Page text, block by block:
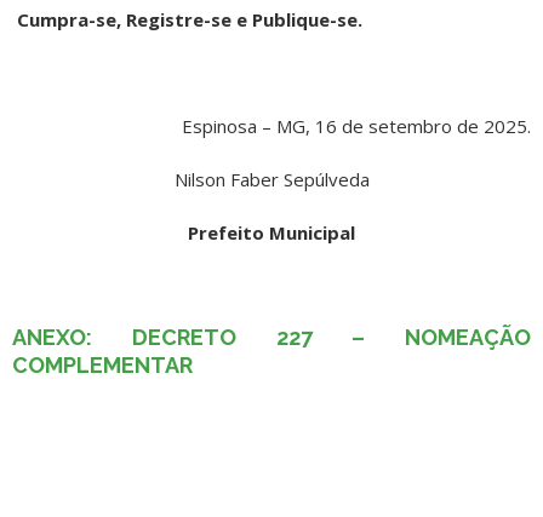
Cumpra-se, Registre-se e Publique-se.
Espinosa – MG, 16 de setembro de 2025.
Nilson Faber Sepúlveda
Prefeito Municipal
ANEXO: DECRETO 227 – NOMEAÇÃO
COMPLEMENTAR